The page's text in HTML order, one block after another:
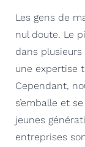
Les gens de
nul doute. Le
dans
une expertise
Cependant,
s’emballe et
jeunes
entreprises